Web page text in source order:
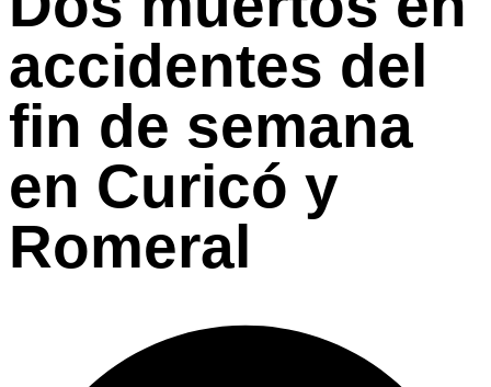
accidentes del
fin de semana
en Curicó y
Romeral